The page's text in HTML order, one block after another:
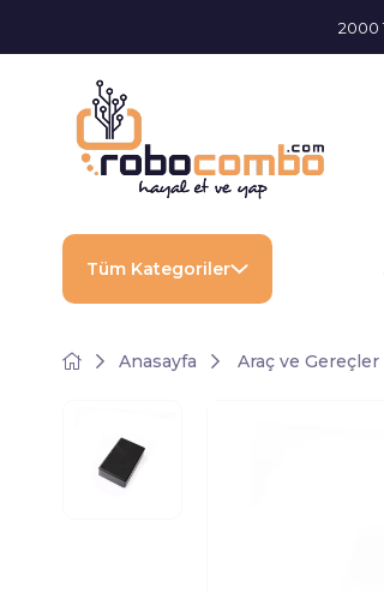
2000
Tüm Kategoriler
Anasayfa Araç ve Gereçler